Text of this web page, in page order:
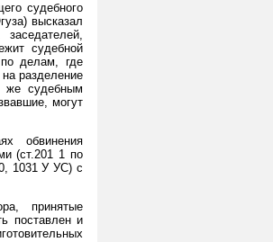
судебного
высказал
судебной
делам, где
разделение
же судебным
могут
обвинения
(ст.201 1 по
1031 У УС) с
принятые
поставлен и